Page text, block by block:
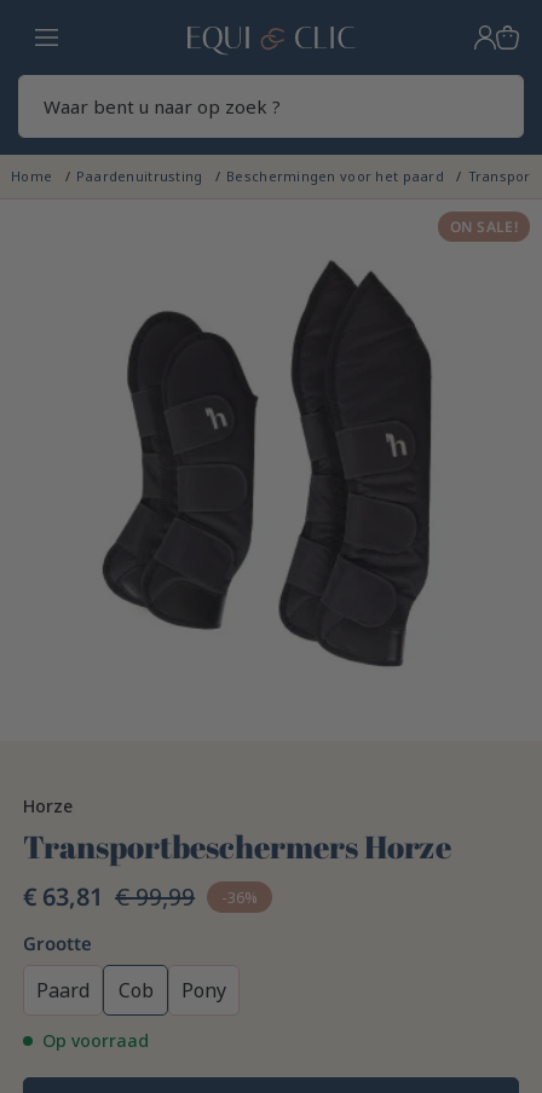
Home
Home Paardenuitrusting Beschermingen voor het paard
ON SALE!
Horze
Transportbeschermers Horze
€ 63,81 € 99,99 -36%
Grootte
Paard Cob Pony
Op voorraad